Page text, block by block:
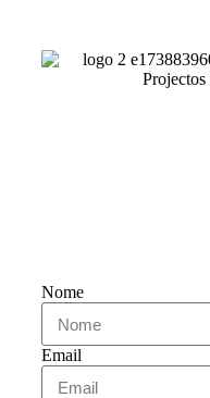
Nome
Email